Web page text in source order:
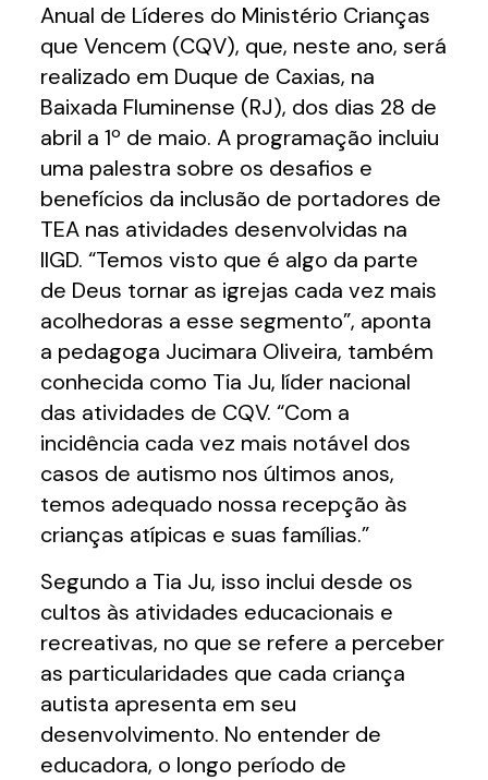
Anual de Líderes do Ministério Crianças
que Vencem (CQV), que, neste ano, será
realizado em Duque de Caxias, na
Baixada Fluminense (RJ), dos dias 28 de
abril a 1º de maio. A programação incluiu
uma palestra sobre os desafios e
benefícios da inclusão de portadores de
TEA nas atividades desenvolvidas na
IIGD. “Temos visto que é algo da parte
de Deus tornar as igrejas cada vez mais
acolhedoras a esse segmento”, aponta
a pedagoga Jucimara Oliveira, também
conhecida como Tia Ju, líder nacional
das atividades de CQV. “Com a
incidência cada vez mais notável dos
casos de autismo nos últimos anos,
temos adequado nossa recepção às
crianças atípicas e suas famílias.”
Segundo a Tia Ju, isso inclui desde os
cultos às atividades educacionais e
recreativas, no que se refere a perceber
as particularidades que cada criança
autista apresenta em seu
desenvolvimento. No entender de
educadora, o longo período de